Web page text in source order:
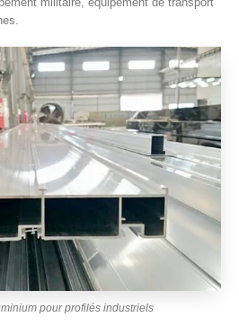
pour profilés industriels